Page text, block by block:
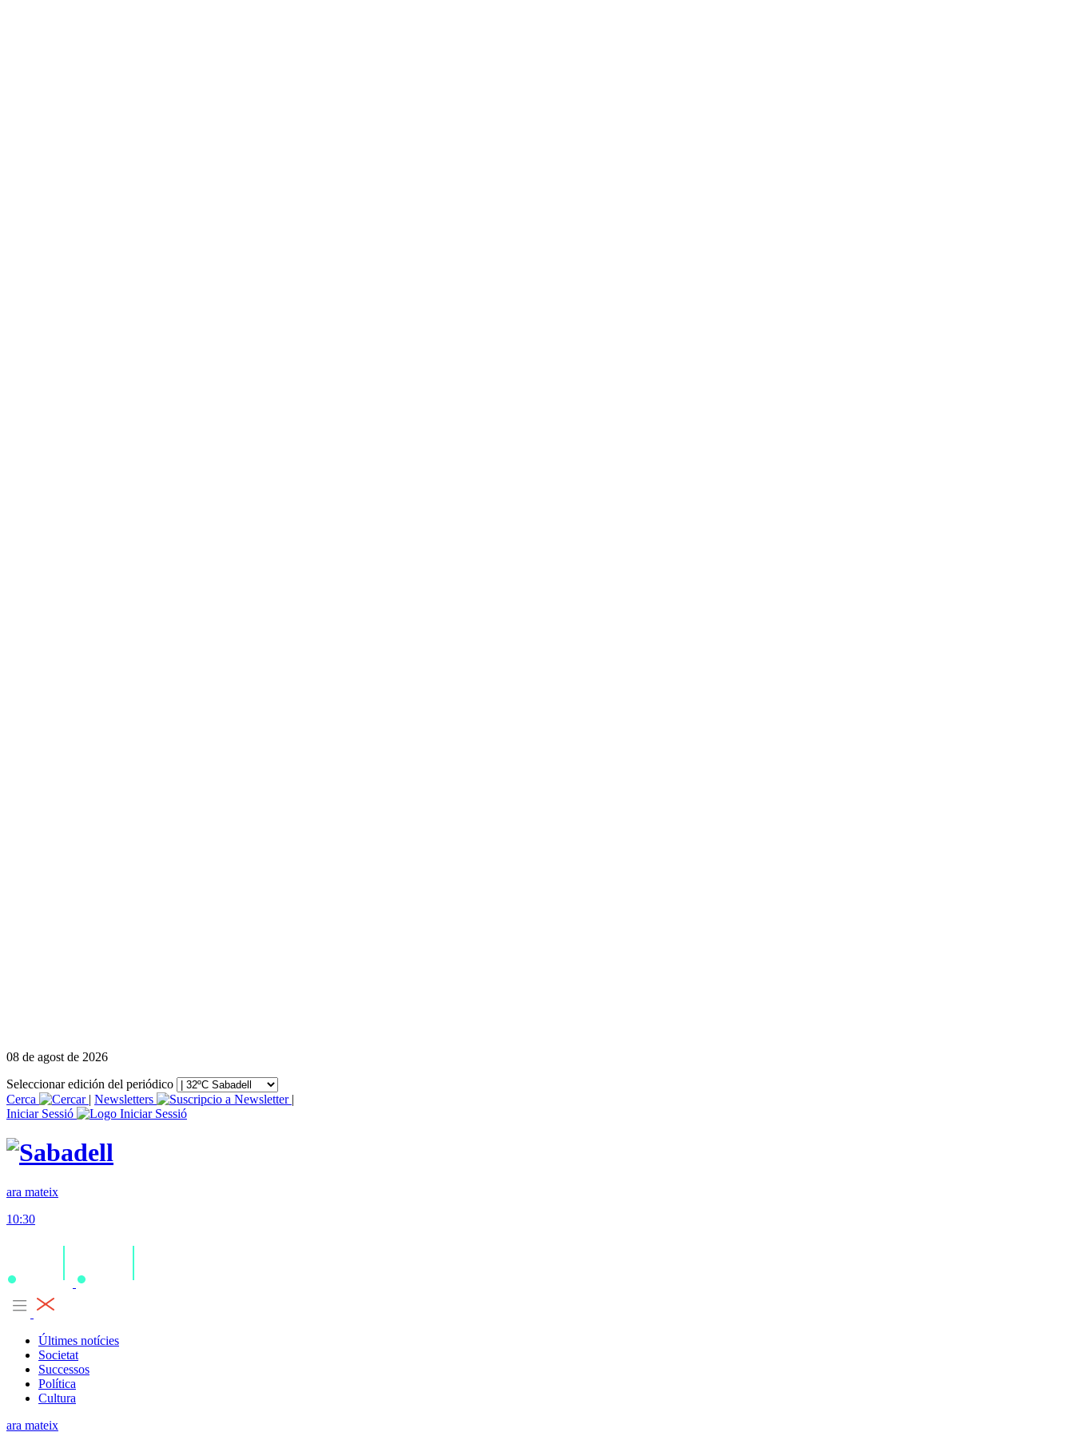
08 de agost de 2026
Seleccionar edición del periódico
Cerca
| Newsletters
|
Iniciar Sessió
ara mateix
10:30
Últimes notícies
Societat
Successos
Política
Cultura
ara mateix